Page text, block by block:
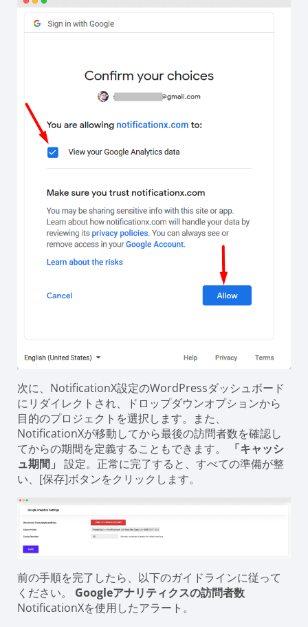
次に、NotificationX設定のWordPressダッシュボード
にリダイレクトされ、ドロップダウンオプションから
目的のプロジェクトを選択します。また、
NotificationXが移動してから最後の訪問者数を確認し
てからの期間を定義することもできます。
「キャッシ
ュ期間」 設定。正常に完了すると、すべての準備が整
い、[保存]ボタンをクリックします。
前の手順を完了したら、以下のガイドラインに従って
ください。 Googleアナリティクスの訪問者数
NotificationXを使用したアラート。